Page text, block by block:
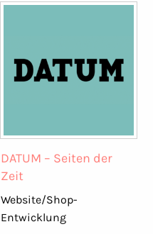
DATUM – Seiten der
Zeit
Website/Shop-
Entwicklung